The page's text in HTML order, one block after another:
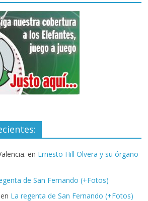
en Ernesto Hill Olvera y su órgano
de San Fernando (+Fotos)
en La regenta de San Fernando (+Fotos)